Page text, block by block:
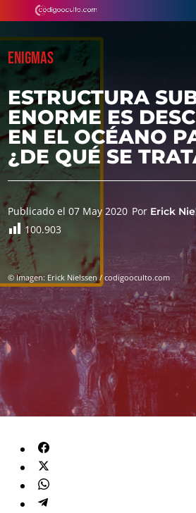
ENIGMAS
ESTRUCTURA
ENORME ES
EN EL OCÉANO
¿DE QUÉ SE
Publicado el 07 May 2020 Por Erick
100.903
© Imagen: Erick Nielssen / codigooculto.com